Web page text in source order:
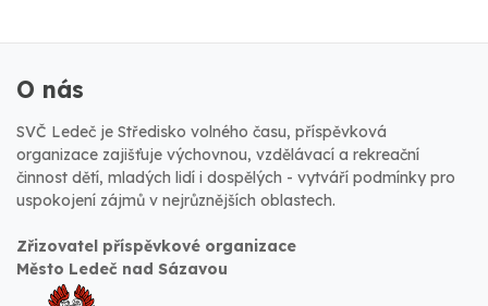
O nás
SVČ Ledeč je Středisko volného času, příspěvková
organizace zajišťuje výchovnou, vzdělávací a rekreační
činnost dětí, mladých lidí i dospělých - vytváří podmínky pro
uspokojení zájmů v nejrůznějších oblastech.
Zřizovatel příspěvkové organizace
Město Ledeč nad Sázavou